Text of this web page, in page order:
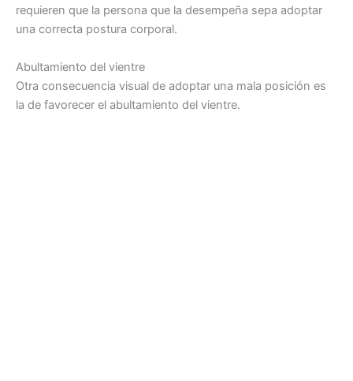
requieren que la persona que la desempeña sepa adoptar
una correcta postura corporal.
Abultamiento del vientre
Otra consecuencia visual de adoptar una mala posición es
la de favorecer el abultamiento del vientre.